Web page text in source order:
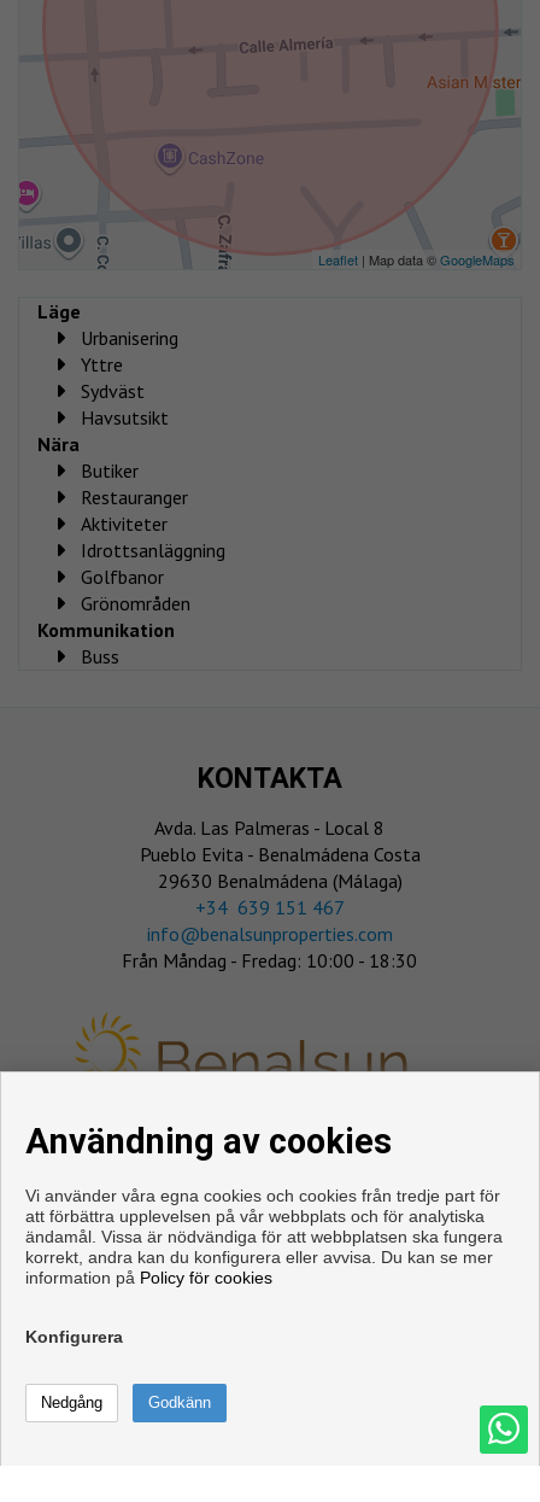
Leaflet | Map data ©GoogleMaps
Läge
Urbanisering
Yttre
Sydväst
Havsutsikt
Nära
Butiker
Restauranger
Aktiviteter
Idrottsanläggning
Golfbanor
Grönområden
Kommunikation
Buss
Kontakta
KONTAKTA
Avda. Las Palmeras - Local 8
Pueblo Evita - Benalmádena Costa
29630 Benalmádena (Málaga)
‎+34 639 151 467
info@benalsunproperties.com
Från Måndag - Fredag: 10:00 - 18:30
FÖLJ OSS
Copyright © 2026. Med alla rättigheter förbehållna.
Juridisk information|Personuppgiftspolicy Cookies policy
Användning av cookies
Vi använder våra egna cookies och cookies från tredje part för
att förbättra upplevelsen på vår webbplats och för analytiska
ändamål. Vissa är nödvändiga för att webbplatsen ska fungera
korrekt, andra kan du konfigurera eller avvisa. Du kan se mer
information på Policy för cookies
Konfigurera